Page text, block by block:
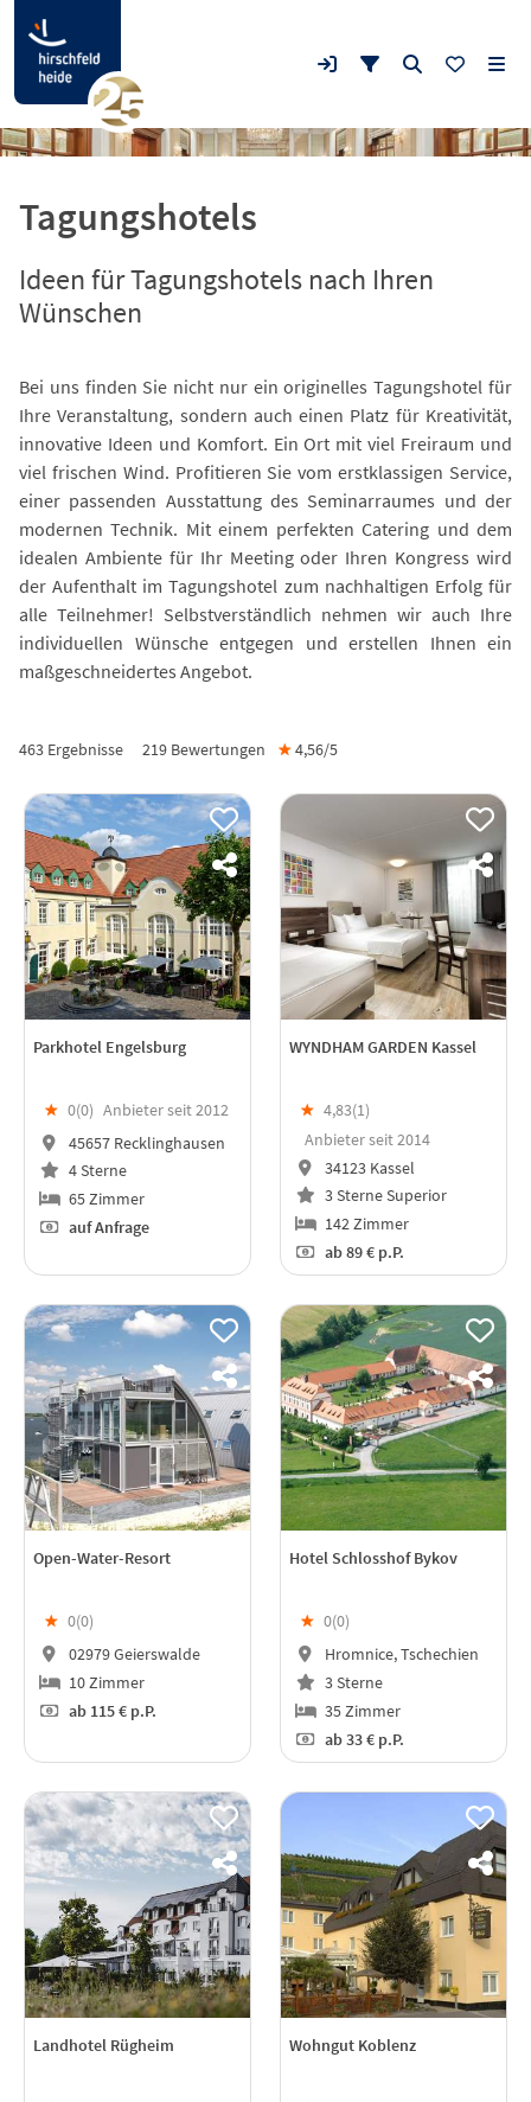
Tagungshotels
Ideen für Tagungshotels nach Ihren
Wünschen
Bei uns finden Sie nicht nur ein originelles Tagungshotel für
Ihre Veranstaltung, sondern auch einen Platz für Kreativität,
innovative Ideen und Komfort. Ein Ort mit viel Freiraum und
viel frischen Wind. Profitieren Sie vom erstklassigen Service,
einer passenden Ausstattung des Seminarraumes und der
modernen Technik. Mit einem perfekten Catering und dem
idealen Ambiente für Ihr Meeting oder Ihren Kongress wird
der Aufenthalt im Tagungshotel zum nachhaltigen Erfolg für
alle Teilnehmer! Selbstverständlich nehmen wir auch Ihre
individuellen Wünsche entgegen und erstellen Ihnen ein
maßgeschneidertes Angebot.
463 Ergebnisse 219 Bewertungen ★4,56/5
Parkhotel Engelsburg
★ 0(0) Anbieter seit 2012
45657 Recklinghausen
4 Sterne
65 Zimmer
auf Anfrage
WYNDHAM GARDEN Kassel
★ 4,83(1)
Anbieter seit 2014
34123 Kassel
3 Sterne Superior
142 Zimmer
ab89 € p.P.
Open-Water-Resort
★ 0(0)
02979 Geierswalde
10 Zimmer
ab115 € p.P.
Hotel Schlosshof Bykov
★ 0(0)
Hromnice, Tschechien
3 Sterne
35 Zimmer
ab33 € p.P.
Landhotel Rügheim Wohngut Koblenz